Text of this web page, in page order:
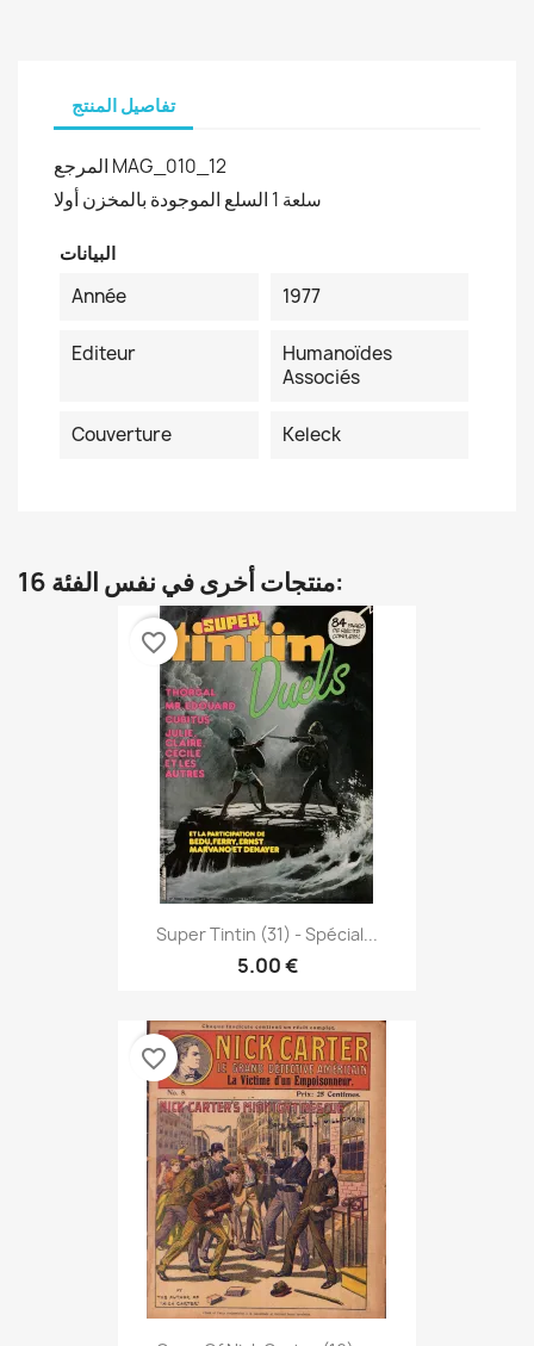
تفاصيل المنتج
المرجع MAG_010_12
السلع الموجودة بالمخزن أولا 1 سلعة
البيانات
Année
1977
Editeur
Humanoïdes
Associés
Couverture Keleck
16 منتجات أخرى في نفس الفئة:
Super Tintin (31) - Spécial...
5.00 €
favorite_border
favorite_border